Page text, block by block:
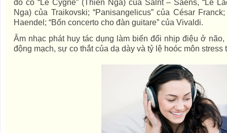
đó có “Le Cygne” (Thiên Nga) của Salnt – Saens, “Le
Nga) của Traikovski; “Panisangelicus” của César
Haendel; “Bốn concerto cho đàn guitare” của Vivaldi.
Âm nhạc phát huy tác dụng làm biến đổi nhịp điệu ở
động mạch, sự co thắt của dạ dày và tỷ lệ hoóc môn stress